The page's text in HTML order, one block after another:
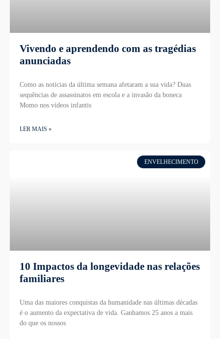
Vivendo e aprendendo com as tragédias
anunciadas
Como as notícias da última semana afetaram a sua vida? Duas
sequências de assassinatos em escola e a invasão da boneca
Momo nos vídeos infantis
LER MAIS »
ENVELHECIMENTO
10 Impactos da longevidade nas relações
familiares
Uma das maiores conquistas da humanidade nas últimas décadas
é o aumento da expectativa de vida. Ganhamos 25 anos a mais
do que os nossos